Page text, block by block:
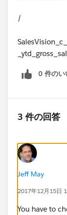
/
0 件のい
3 件の回答
Jeff May
2017年12月15日
You have to